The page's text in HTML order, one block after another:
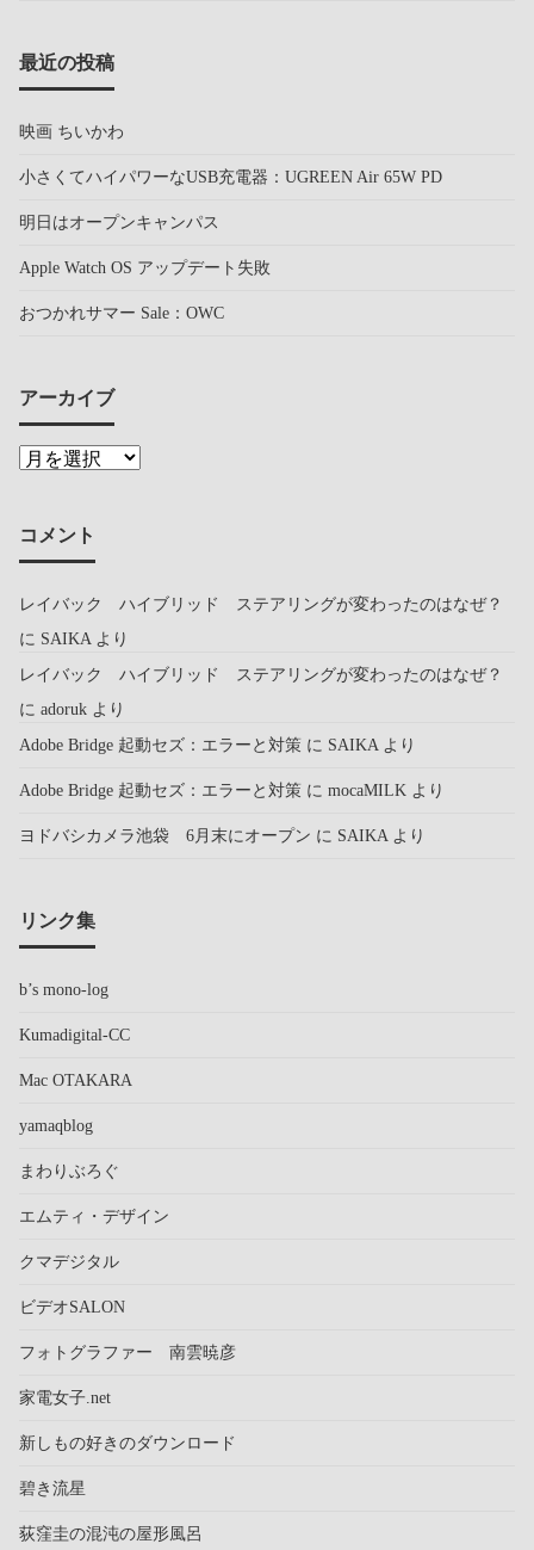
最近の投稿
映画 ちいかわ
小さくてハイパワーなUSB充電器：UGREEN Air 65W PD
明日はオープンキャンパス
Apple Watch OS アップデート失敗
おつかれサマー Sale：OWC
アーカイブ
コメント
レイバック ハイブリッド ステアリングが変わったのはなぜ？
に SAIKA より
レイバック ハイブリッド ステアリングが変わったのはなぜ？
に adoruk より
Adobe Bridge 起動セズ：エラーと対策 に SAIKA より
Adobe Bridge 起動セズ：エラーと対策 に mocaMILK より
ヨドバシカメラ池袋 6月末にオープン に SAIKA より
リンク集
b’s mono-log
Kumadigital-CC
Mac OTAKARA
yamaqblog
まわりぶろぐ
エムティ・デザイン
クマデジタル
ビデオSALON
フォトグラファー 南雲暁彦
家電女子.net
新しもの好きのダウンロード
碧き流星
荻窪圭の混沌の屋形風呂